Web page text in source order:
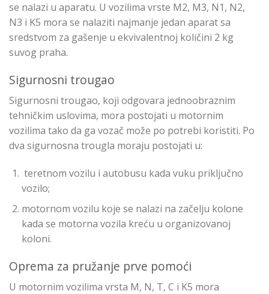
se nalazi u aparatu. U vozilima vrste M2, M3, N1, N2,
N3 i K5 mora se nalaziti najmanje jedan aparat sa
sredstvom za gašenje u ekvivalentnoj količini 2 kg
suvog praha.
Sigurnosni trougao
Sigurnosni trougao, koji odgovara jednoobraznim
tehničkim uslovima, mora postojati u motornim
vozilima tako da ga vozač može po potrebi koristiti. Po
dva sigurnosna trougla moraju postojati u:
teretnom vozilu i autobusu kada vuku priključno
vozilo;
motornom vozilu koje se nalazi na začelju kolone
kada se motorna vozila kreću u organizovanoj
koloni.
Oprema za pružanje prve pomoći
U motornim vozilima vrsta M, N, T, C i K5 mora